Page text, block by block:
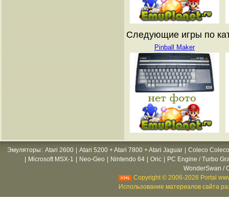
Следующие игры по
Pinball Maker
Эмуляторы : Atari 2600 Atari 5200 + Atari 7800 + Atari Jaguar
Coleco
Microsoft MSX-1 Neo-Geo Nintendo 64 Oric
PC Engine / Turbo
WonderSwan /
Copyright © 2006-2026 Portal
Использование материалов сайта